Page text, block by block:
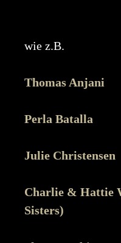
wie z.B.
Thomas Anjani
Perla Batalla
Julie Christensen
Charlie & Hattie
Sisters)